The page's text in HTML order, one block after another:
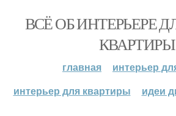
ВСЁ ОБ ИНТЕРЬЕРЕ
КВАРТИРЫ
главная
интерьер
интерьер для квартиры
идеи